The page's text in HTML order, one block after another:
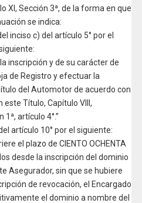
XI, Sección 3ª, de la forma en que
se indica:
inciso c) del artículo 5° por el
inscripción y de su carácter de
de Registro y efectuar la
del Automotor de acuerdo con
este Título, Capítulo VIII,
1ª, artículo 4°.”
artículo 10° por el siguiente:
el plazo de CIENTO OCHENTA
desde la inscripción del dominio
Asegurador, sin que se hubiere
de revocación, el Encargado
el dominio a nombre del